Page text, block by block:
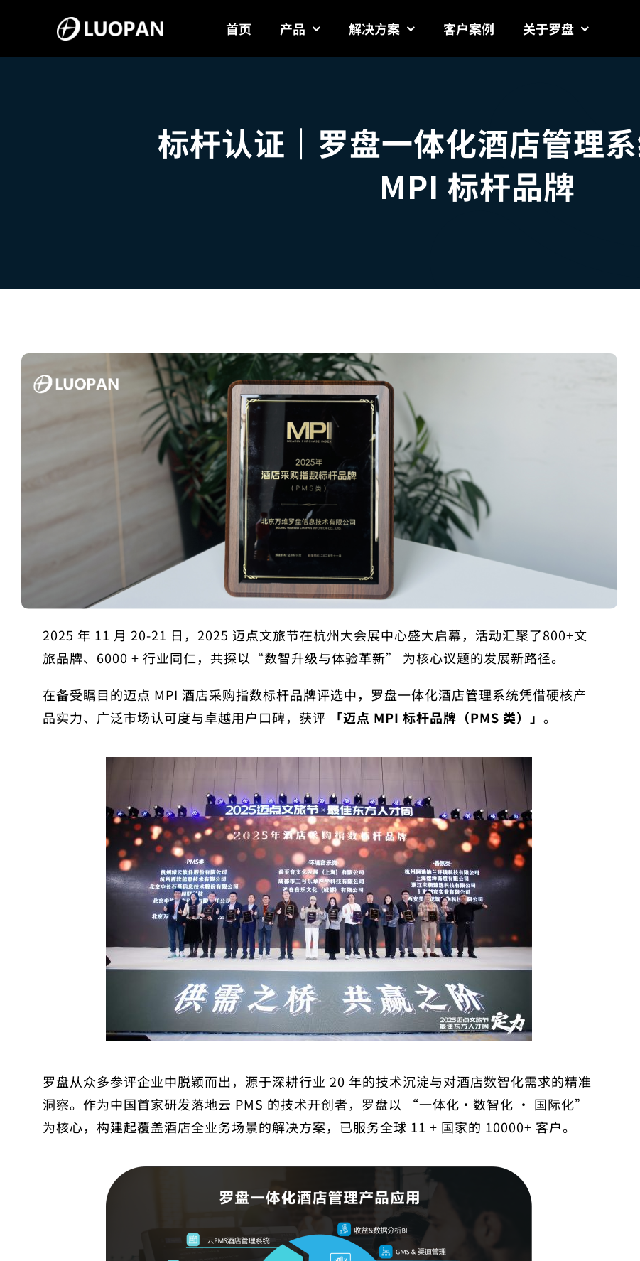
content
首页 产品 解决方案 客户案例 关于罗盘
标杆认证｜罗盘一体化酒店管理
MPI 标杆品牌
2025 年 11 月 20-21 日，2025 迈点文旅节在杭州大会展中心盛大启幕，活动汇聚了800+文
旅品牌、6000 + 行业同仁，共探以“数智升级与体验革新” 为核心议题的发展新路径。
在备受瞩目的迈点 MPI 酒店采购指数标杆品牌评选中，罗盘一体化酒店管理系统凭借硬核产
品实力、广泛市场认可度与卓越用户口碑，获评
「迈点 MPI 标杆品牌（PMS 类）」 。
罗盘从众多参评企业中脱颖而出，源于深耕行业 20 年的技术沉淀与对酒店数智化需求的精准
洞察。作为中国首家研发落地云 PMS 的技术开创者，罗盘以 “一体化・数智化 · 国际化”
为核心，构建起覆盖酒店全业务场景的解决方案，已服务全球 11 + 国家的 10000+ 客户。